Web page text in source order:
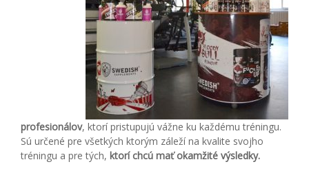
profesionálov, ktorí pristupujú vážne ku každému tréningu.
Sú určené pre všetkých ktorým záleží na kvalite svojho
tréningu a pre tých, ktorí chcú mať okamžité výsledky.